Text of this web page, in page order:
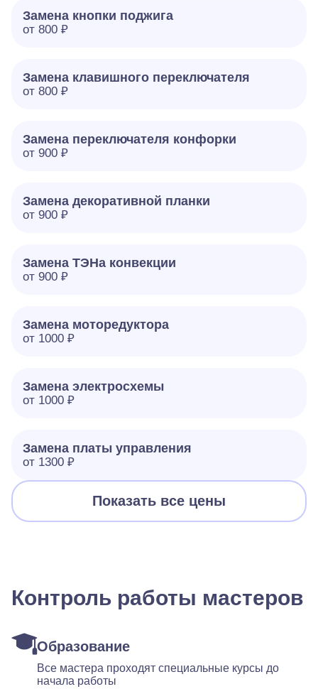
Замена кнопки поджига
от 800 ₽
Замена клавишного переключателя
от 800 ₽
Замена переключателя конфорки
от 900 ₽
Замена декоративной планки
от 900 ₽
Замена ТЭНа конвекции
от 900 ₽
Замена моторедуктора
от 1000 ₽
Замена электросхемы
от 1000 ₽
Замена платы управления
от 1300 ₽
Показать все цены
Контроль работы мастеров
Образование
Все мастера проходят специальные курсы до
начала работы